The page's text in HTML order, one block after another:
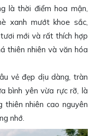
là thời điểm hoa mận,
xanh mướt khoe sắc,
mới và rất thích hợp
thiên nhiên và văn hóa
vẻ đẹp dịu dàng, tràn
bình yên vừa rực rỡ, là
nhiên cao nguyên
nhớ.